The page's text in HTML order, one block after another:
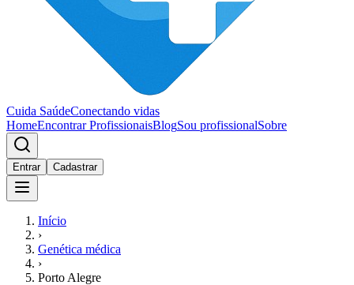
Cuida SaúdeConectando vidas
HomeEncontrar ProfissionaisBlogSou profissionalSobre
Entrar Cadastrar
Início
›
Genética médica
›
Porto Alegre